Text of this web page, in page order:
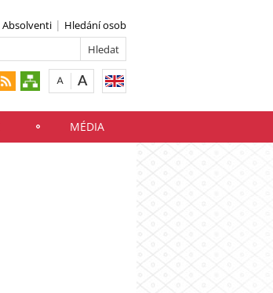
Absolventi Hledání osob
MÉDIA